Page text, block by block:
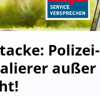
Polizei-
außer